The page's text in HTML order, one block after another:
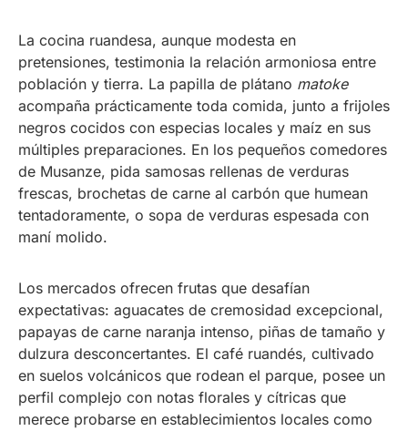
La cocina ruandesa, aunque modesta en
pretensiones, testimonia la relación armoniosa entre
población y tierra. La papilla de plátano matoke
acompaña prácticamente toda comida, junto a frijoles
negros cocidos con especias locales y maíz en sus
múltiples preparaciones. En los pequeños comedores
de Musanze, pida samosas rellenas de verduras
frescas, brochetas de carne al carbón que humean
tentadoramente, o sopa de verduras espesada con
maní molido.
Los mercados ofrecen frutas que desafían
expectativas: aguacates de cremosidad excepcional,
papayas de carne naranja intenso, piñas de tamaño y
dulzura desconcertantes. El café ruandés, cultivado
en suelos volcánicos que rodean el parque, posee un
perfil complejo con notas florales y cítricas que
merece probarse en establecimientos locales como